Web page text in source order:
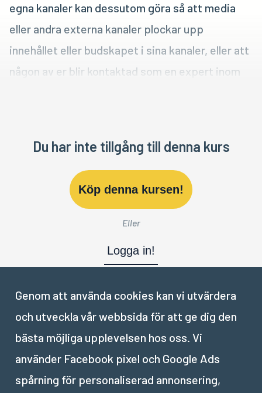
egna kanaler kan dessutom göra så att media
eller andra externa kanaler plockar upp
innehållet eller budskapet i sina kanaler, eller att
någon av er blir kontaktad som en expert inom
Du har inte tillgång till denna kurs
Köp denna kursen!
Eller
Logga in!
Nästa del:
III. Webb
Genom att använda cookies kan vi utvärdera
och utveckla vår webbsida för att ge dig den
bästa möjliga upplevelsen hos oss. Vi
använder Facebook pixel och Google Ads
spårning för personaliserad annonsering,